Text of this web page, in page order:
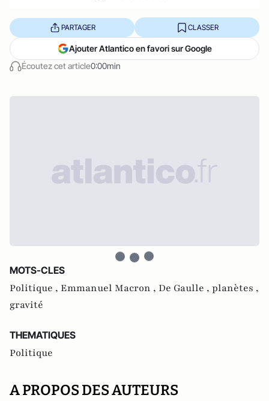
Écoutez cet article0:00min
PARTAGER CLASSER
Ajouter Atlantico en favori sur Google
MOTS-CLES
Politique , Emmanuel Macron , De Gaulle , planètes ,
gravité
THEMATIQUES
Politique
A PROPOS DES AUTEURS